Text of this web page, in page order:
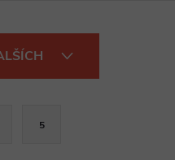
skříně: hruška, hruška...
5